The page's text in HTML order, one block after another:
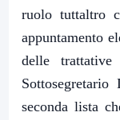
ruolo tuttaltro
appuntamento
delle
seconda lista